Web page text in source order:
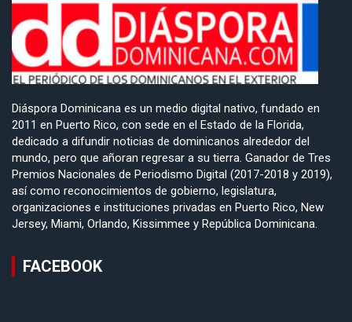
Diáspora Dominicana es un medio digital nativo, fundado en
2011 en Puerto Rico, con sede en el Estado de la Florida,
dedicado a difundir noticias de dominicanos alrededor del
mundo, pero que añoran regresar a su tierra. Ganador de Tres
Premios Nacionales de Periodismo Digital (2017-2018 y 2019),
así como reconocimientos de gobierno, legislatura,
organizaciones e instituciones privadas en Puerto Rico, New
Jersey, Miami, Orlando, Kissimmee y República Dominicana.
FACEBOOK